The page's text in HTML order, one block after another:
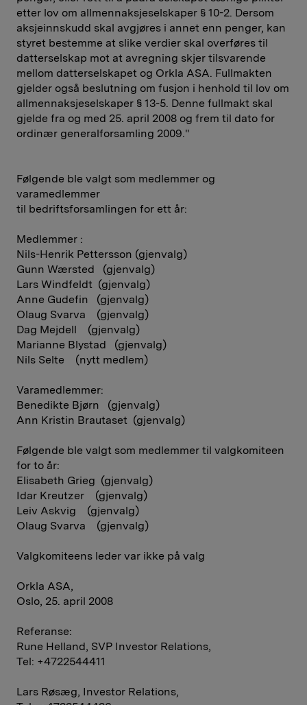
etter lov om allmennaksjeselskaper § 10-2. Dersom
aksjeinnskudd skal avgjøres i annet enn penger, kan
styret bestemme at slike verdier skal overføres til
datterselskap mot at avregning skjer tilsvarende
mellom datterselskapet og Orkla ASA. Fullmakten
gjelder også beslutning om fusjon i henhold til lov om
allmennaksjeselskaper § 13-5. Denne fullmakt skal
gjelde fra og med 25. april 2008 og frem til dato for
ordinær generalforsamling 2009."
Følgende ble valgt som medlemmer og
varamedlemmer
til bedriftsforsamlingen for ett år:
Medlemmer :
Nils-Henrik Pettersson (gjenvalg)
Gunn Wærsted (gjenvalg)
Lars Windfeldt (gjenvalg)
Anne Gudefin (gjenvalg)
Olaug Svarva (gjenvalg)
Dag Mejdell (gjenvalg)
Marianne Blystad (gjenvalg)
Nils Selte (nytt medlem)
Varamedlemmer:
Benedikte Bjørn (gjenvalg)
Ann Kristin Brautaset (gjenvalg)
Følgende ble valgt som medlemmer til valgkomiteen
for to år:
Elisabeth Grieg (gjenvalg)
Idar Kreutzer (gjenvalg)
Leiv Askvig (gjenvalg)
Olaug Svarva (gjenvalg)
Valgkomiteens leder var ikke på valg
Orkla ASA,
Oslo, 25. april 2008
Referanse:
Rune Helland, SVP Investor Relations,
Tel: +4722544411
Lars Røsæg, Investor Relations,